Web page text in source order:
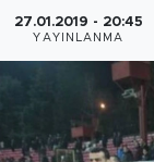
27.01.2019 - 20:45
YAYINLANMA
Bölge
Teknoloji